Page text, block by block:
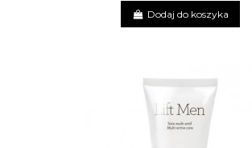
Dodaj do koszyka